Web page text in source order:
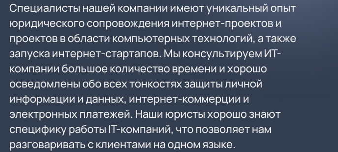
Специалисты нашей компании имеют уникальный опыт
юридического сопровождения интернет-проектов и
проектов в области компьютерных технологий, а также
запуска интернет-стартапов. Мы консультируем ИТ-
компании большое количество времени и хорошо
осведомлены обо всех тонкостях защиты личной
информации и данных, интернет-коммерции и
электронных платежей. Наши юристы хорошо знают
специфику работы IT-компаний, что позволяет нам
разговаривать с клиентами на одном языке.